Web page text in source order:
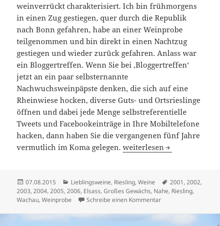
weinverrückt charakterisiert. Ich bin frühmorgens
in einen Zug gestiegen, quer durch die Republik
nach Bonn gefahren, habe an einer Weinprobe
teilgenommen und bin direkt in einen Nachtzug
gestiegen und wieder zurück gefahren. Anlass war
ein Bloggertreffen. Wenn Sie bei ‚Bloggertreffen‘
jetzt an ein paar selbsternannte
Nachwuchsweinpäpste denken, die sich auf eine
Rheinwiese hocken, diverse Guts- und Ortsrieslinge
öffnen und dabei jede Menge selbstreferentielle
Tweets und Facebookeinträge in Ihre Mobiltelefone
hacken, dann haben Sie die vergangenen fünf Jahre
vermutlich im Koma gelegen.Das Reifeverhalten von
weiterlesen
Veröffentlicht
am
07.08.2015 Kategorien
Lieblingsweine, Riesling,Weine Schlagwörter
2001,2002,
2003,2004,2005,2006, Elsass,Großes Gewächs, Nahe, Riesling,
Wachau,Weinprobe Schreibe einen Kommentarzu Das